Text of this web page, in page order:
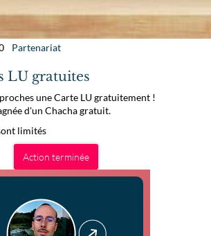
Partenariat
LU gratuites
une Carte LU gratuitement !
d'un Chacha gratuit.
limités
Action terminée